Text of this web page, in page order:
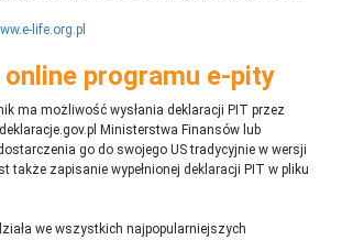
life.org.pl
online programu e-pity
ma możliwość wysłania deklaracji PIT przez
Ministerstwa Finansów lub
go do swojego US tradycyjnie w wersji
także zapisanie wypełnionej deklaracji PIT w pliku
we wszystkich najpopularniejszych